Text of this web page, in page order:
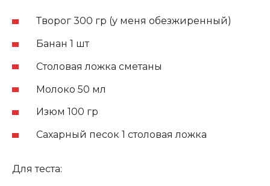
Творог 300 гр (у меня обезжиренный)
Банан 1 шт
Столовая ложка сметаны
Молоко 50 мл
Изюм 100 гр
Сахарный песок 1 столовая ложка
Для теста: